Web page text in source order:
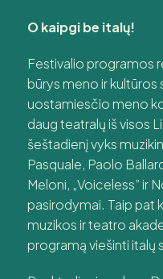
O kaipgi be italų!
Festivalio programos
būrys meno ir kultūros
uostamiesčio meno
daug teatralų iš visos
šeštadienį vyks
Pasquale, Paolo
Meloni, „Voiceless” ir
pasirodymai. Taip pat
muzikos ir teatro
programą viešinti italų